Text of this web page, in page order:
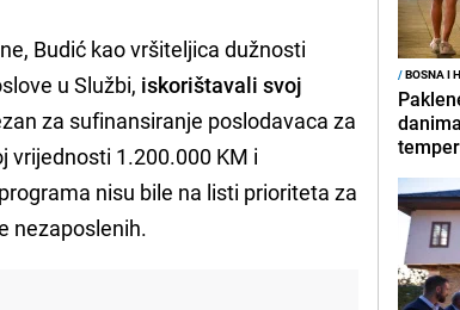
Budić kao vršiteljica dužnosti
u Službi, iskorištavali svoj
za sufinansiranje poslodavaca za
vrijednosti 1.200.000 KM i
nisu bile na listi prioriteta za
nezaposlenih.
/BOSNA I